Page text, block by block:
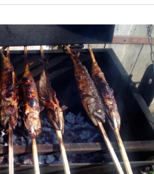
Marie Šafářová. Pachateli